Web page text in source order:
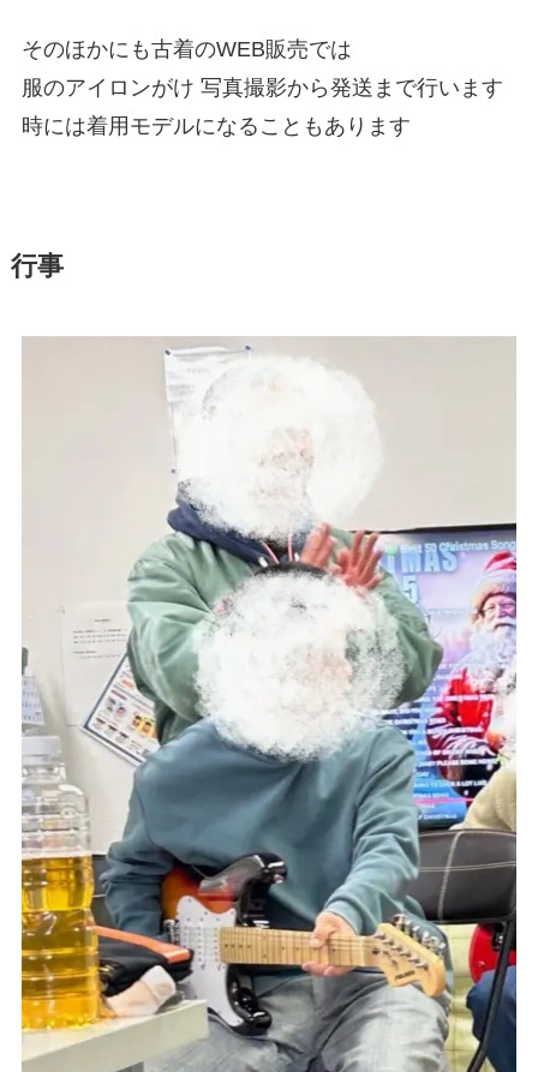
そのほかにも古着のWEB販売では
服のアイロンがけ 写真撮影から発送まで行います
時には着用モデルになることもあります
行事